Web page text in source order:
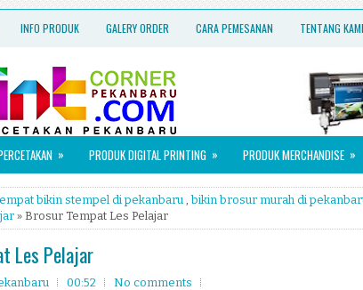
INFO PRODUK GALERY ORDER CARA PEMESANAN TENTANG KAMI
» PRODUK DIGITAL PRINTING » PRODUK MERCHANDISE »
bikin stempel di pekanbaru ,bikin brosur murah di
» Brosur Tempat Les Pelajar
Les Pelajar
00:52 No comments